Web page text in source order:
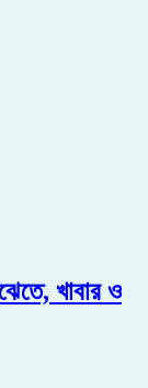
খাবার ও